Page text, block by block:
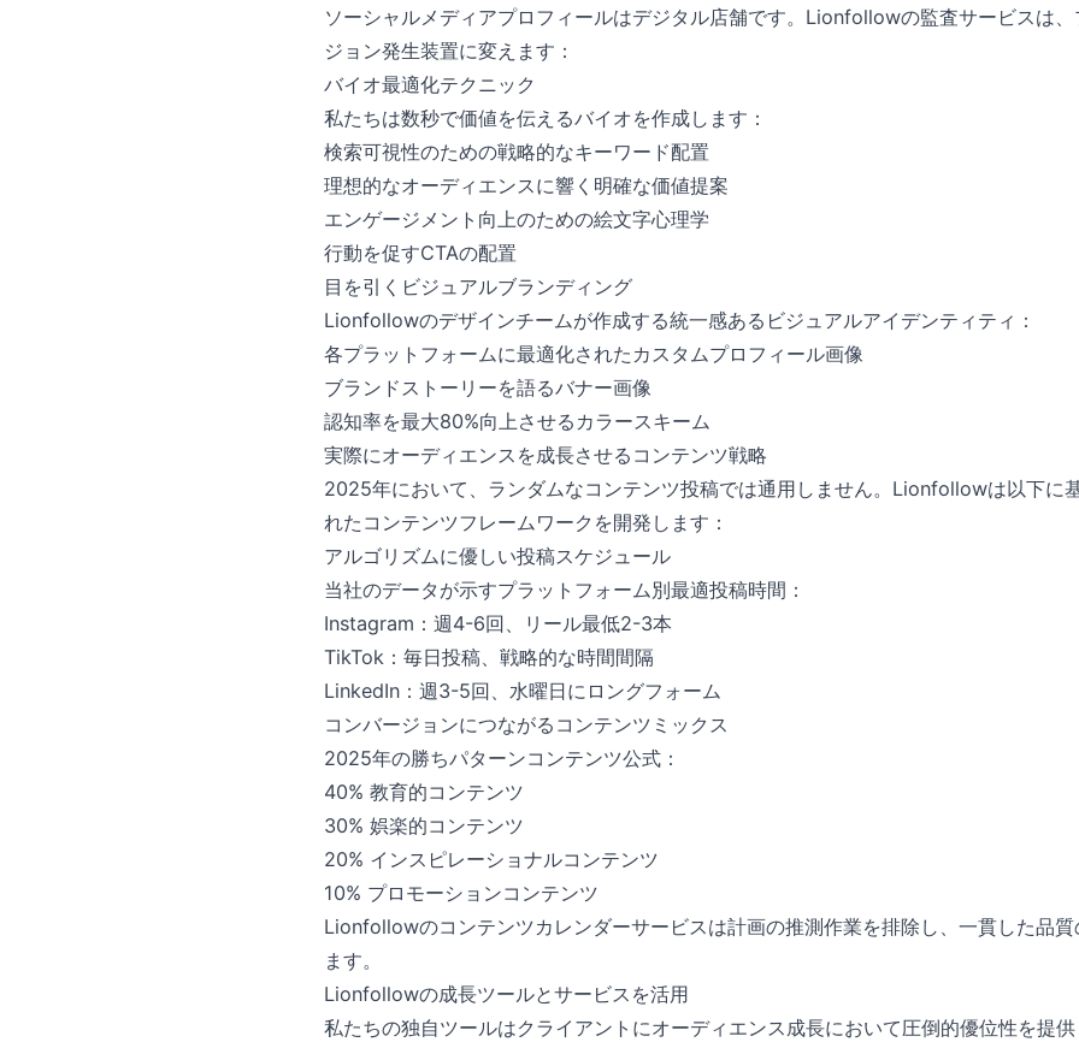
ソーシャルメディアプロフィールはデジタル店舗です。Lionfollowの監査サービスは
ジョン発生装置に変えます：
バイオ最適化テクニック
私たちは数秒で価値を伝えるバイオを作成します：
検索可視性のための戦略的なキーワード配置
理想的なオーディエンスに響く明確な価値提案
エンゲージメント向上のための絵文字心理学
行動を促すCTAの配置
目を引くビジュアルブランディング
Lionfollowのデザインチームが作成する統一感あるビジュアルアイデンティティ：
各プラットフォームに最適化されたカスタムプロフィール画像
ブランドストーリーを語るバナー画像
認知率を最大80%向上させるカラースキーム
実際にオーディエンスを成長させるコンテンツ戦略
2025年において、ランダムなコンテンツ投稿では通用しません。Lionfollowは以下に
れたコンテンツフレームワークを開発します：
アルゴリズムに優しい投稿スケジュール
当社のデータが示すプラットフォーム別最適投稿時間：
Instagram：週4-6回、リール最低2-3本
TikTok：毎日投稿、戦略的な時間間隔
LinkedIn：週3-5回、水曜日にロングフォーム
コンバージョンにつながるコンテンツミックス
2025年の勝ちパターンコンテンツ公式：
40% 教育的コンテンツ
30% 娯楽的コンテンツ
20% インスピレーショナルコンテンツ
10% プロモーションコンテンツ
Lionfollowのコンテンツカレンダーサービスは計画の推測作業を排除し、一貫した品
ます。
Lionfollowの成長ツールとサービスを活用
私たちの独自ツールはクライアントにオーディエンス成長において圧倒的優位性を提供